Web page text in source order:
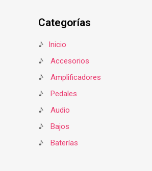
Categorías
♪
Inicio
♪
Accesorios
♪
Amplificadores
♪
Pedales
♪
Audio
♪
Bajos
♪
Baterías